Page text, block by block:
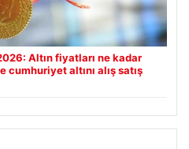
Altın fiyatları ne kadar
cumhuriyet altını alış satış